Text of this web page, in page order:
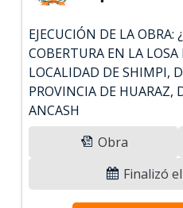
EJECUCIÓN DE LA OBRA:
COBERTURA EN LA
LOCALIDAD DE SHIMPI,
PROVINCIA DE HUARAZ,
ANCASH
Obra
Finalizó